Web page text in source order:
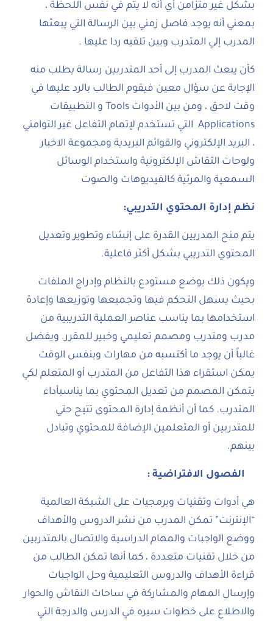
بشكل غير متزامن أي أنه لا يتم في نفس اللحظة ،
بمعني أنه يوجد فاصل زمني بين الرسالة التي يبعثها
المدرب إلي المتدرب وبين تلقيه ردا عليها .
كأن يبعث المدرب إلى أحد المتدربين رسالة يطلب منه
الإجابة عن سؤال معين فيقوم الطالب بالرد عليها في
وقت لاحق ، ومن بين الأدوات Tools و التطبيقات
Applications التي تستخدم لإتمام التفاعل غير التوامني
، البريد الإلكتروني والقوائم البريدية ومجموعة الاخبار
ولوحات التقاش الإلكترونية واستخدام الوسائل
السمعية والمرئية كالفيديوهات والصوت
نظم إدارة المحتوي التدريبي:
يتم منح المدربين القدرة على إنشاء وتطوير وتعديل
المحتوي التدريبي بشكل أكثر فاعلية.
ويكون ذلك بوضع مستودع بالنظام وإدراج الملفات
بحيث يسهل التحكم فيها وتجميعها وتوزيعها وإعادة
استخدامها بما يناسب عناصر العملية التدريبية من
مدرب ومتدرب ومصمم تعليمي وخبير للمقرر. ويفضل
غالباً أن يوجد ما أكتسبه من مهارات وبنفس الوقت
يمكن استقراء هذا التفاعل من المتدرب أو المتعلم لكي
يتمكن المصمم من تعديل المحتوي بما يناسبأداء
المتدرب. كما أن أنظمة إدارة المحتوى تتيح حتي
للمتدربين أو المتعلمين الإضافة للمحتوي وتبادل
بينهم.
الفصول الافتراضية :
هي أدوات وتقنيات وبرمجيات على الشبكة العالمية
“الإنترنت” تمكن المدرب من نشر الدروس والأهداف
ووضع الواجبات والمهام الدراسية والاتصال بالمتدربين
من خلال تقنيات متعددة ، كما أنها تمكن الطالب من
قراءة الأهداف والدروس التعليمية وحل الواجبات
وإرسال المهام والمشاركة في ساحات النقاش والحوار
والاطلاع على خطوات سيره في الدرس والدرجة التي